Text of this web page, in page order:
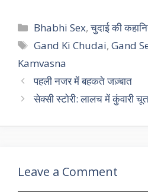
Categories
Bhabhi Sex,चुदाई की
Tags
Gand Ki Chudai,Gand
Kamvasna
पहली नजर में बहकते जज़्बात
सेक्सी स्टोरी: लालच में कुंवारी
Leave a Comment